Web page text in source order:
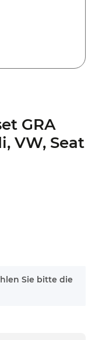
GRA
VW, Seat
Sie bitte die